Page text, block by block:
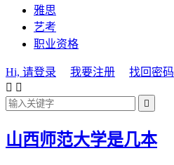
雅思
艺考
职业资格
Hi, 请登录 我要注册
找回密码
 

山西师范大学是几本